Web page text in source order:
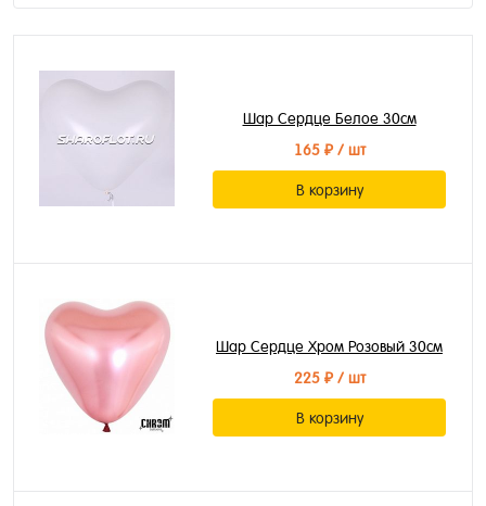
Шар Сердце Белое 30см
165 ₽/ шт
В корзину
Шар Сердце Хром Розовый 30см
225 ₽/ шт
В корзину